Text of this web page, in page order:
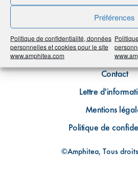
Préférences
Politique de confidentialité, données
personnelles et cookies pour le site
www.amphitea.com
Plan du site
Contact
Lettre
Mentions
Politique de
©Amphitea, Tous